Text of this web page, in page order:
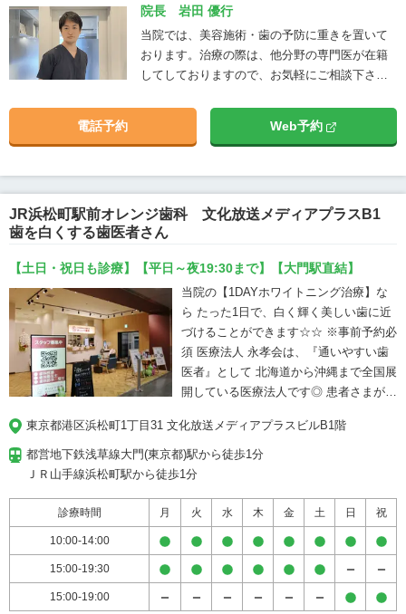
用顕微鏡(マイクロスコープ)や三次元の
立体的な画像を撮影できる歯科用CT、口
腔内を光学スキャンできるiTeroなど最新
の機材を用意し、検査や診察に役立てて
門的に学んできた歯科医師に加え、歯周
病学会認定医、矯正歯科学会の認定医も
在籍し専門的な治療を行うことが可能で
非ご相談ください。"
院長 岩田 優行
当院では、美容施術・歯の予防に重きを置いて
おります。治療の際は、他分野の専門医が在籍
してしておりますので、お気軽にご相談下さ
電話予約 Web予約
JR浜松町駅前オレンジ歯科 文化放送メディアプラスB1
歯を白くする歯医者さん
東京都港区浜松町1丁目31 文化放送メディアプラスビルB1階
都営地下鉄浅草線大門(東京都)駅から徒歩1分
ＪＲ山手線浜松町駅から徒歩1分
診療時間 月 火 水 木 金 土 日 祝
10:00-14:00
15:00-19:30
15:00-19:00
【土日・祝日も診療】【平日～夜19:30まで】【大門駅直結】
当院の【1DAYホワイトニング治療】な
ら たった1日で、白く輝く美しい歯に近
づけることができます☆☆ ※事前予約必
須 医療法人 永孝会は、『通いやすい歯
医者』として 北海道から沖縄まで全国展
開している医療法人です◎ 患者さまが、
最善の歯科治療をご提案しています。 ご
予約・ご相談は、いつでもお気軽にお問
い合わせください＾＾ ※自由診療ありま